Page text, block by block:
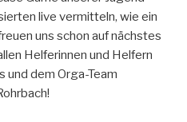
live vermitteln, wie ein
uns schon auf nächstes
Helferinnen und Helfern
dem Orga-Team